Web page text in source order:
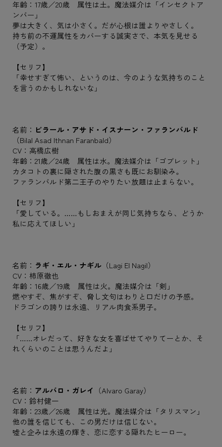
年齢：17歳／20歳 属性は土。魔法媒介は「インセクトア
ンバー」
夢は大きく、気は小さく。だが心根は誰よりやさしく。
持ち前の不運属性をカバーする誠実さで、本気を見せる
（予定）。
【セリフ】
「幸せすぎて怖い、というのは、今のような気持ちのこと
を言うのかもしれないな」
名前： ビラール・アサド・イスナーン・ファランバルド
（Bilal Asad Ithnan Faranbald）
CV：高橋広樹
年齢：21歳／24歳 属性は水。魔法媒介は「ゴブレット」
カタコトの裏に隠された腹の黒さも既にお馴染み。
ファランバルド第二王子のやりたい放題は止まらない。
【セリフ】
「愛している。……もしおまえが同じ気持ちなら、どうか
私に応えてほしい」
名前： ラギ・エル・ナギル （Lagi El Nagil）
CV：柿原徹也
年齢：16歳／19歳 属性は火。魔法媒介は「剣」
燃やすぞ、焦がすぞ、脅し文句はわりと口だけの予感。
ドラゴンの誇りは永遠、リアル肉食系男子。
【セリフ】
「……オレだって、好きな女を喜ばせてやりてーとか、そ
れくらいのことは思うんだよ」
名前： アルバロ・ガレイ
（Alvaro Garay）
CV：鈴村健一
年齢：23歳／26歳 属性は光。魔法媒介は「タリスマン」
他の誰を信じても、この男だけは信じない。
嘘と企みは永遠の輝き、恋に恋する隠れたヒーロー。